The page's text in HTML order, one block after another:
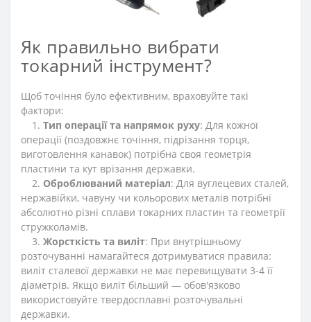
Як правильно вибрати
токарний інструмент?
Щоб точіння було ефективним, враховуйте такі
фактори:
1. Тип операції та напрямок руху: Для кожної
операції (поздовжнє точіння, підрізання торця,
виготовлення канавок) потрібна своя геометрія
пластини та кут врізання державки.
2. Оброблюваний матеріал: Для вуглецевих сталей,
нержавійки, чавуну чи кольорових металів потрібні
абсолютно різні сплави токарних пластин та геометрії
стружколамів.
3. Жорсткість та виліт: При внутрішньому
розточуванні намагайтеся дотримуватися правила:
виліт сталевої державки не має перевищувати 3-4 її
діаметрів. Якщо виліт більший — обов'язково
використовуйте твердосплавні розточувальні
державки.